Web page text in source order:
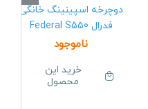
دوچرخه اسپینینگ خانگی
فدرال Federal S550
ناموجود
خرید این
محصول